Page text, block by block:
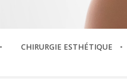
CHIRURGIE ESTHÉTIQUE